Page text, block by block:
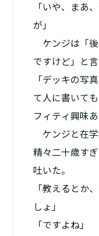
「いや、まあ
が」
ケンジは「後
ですけど」と
「デッキの写
て人に書いて
フィティ興味
ケンジと在学
精々二十歳す
吐いた。
「教えるとか
しょ」
「ですよね」